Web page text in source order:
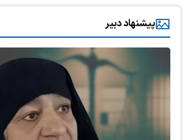
پیشنهاد دبیر